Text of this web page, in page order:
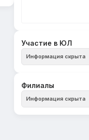
Участие в ЮЛ
Информация скрыта
Филиалы
Информация скрыта